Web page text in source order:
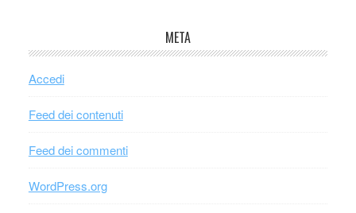
META
Accedi
Feed dei contenuti
Feed dei commenti
WordPress.org